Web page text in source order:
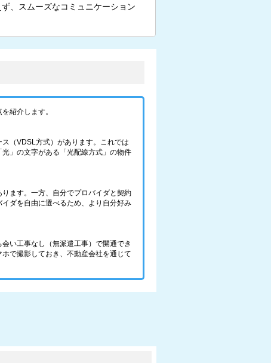
、スムーズなコミュニケーション
紹介します。
（VDSL方式）があります。これでは
」の文字がある「光配線方式」の物件
ます。一方、自分でプロバイダと契約
ダを自由に選べるため、より自分好み
い工事なし（無派遣工事）で開通でき
で撮影しておき、不動産会社を通じて